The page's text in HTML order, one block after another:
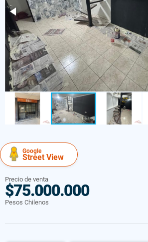
Google
Street View
Precio de venta
$75.000.000
Pesos Chilenos